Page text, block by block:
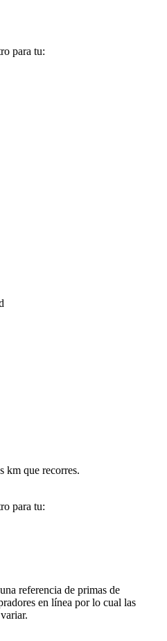
para tu:
km que recorres.
para tu:
referencia de primas de
en línea por lo cual las